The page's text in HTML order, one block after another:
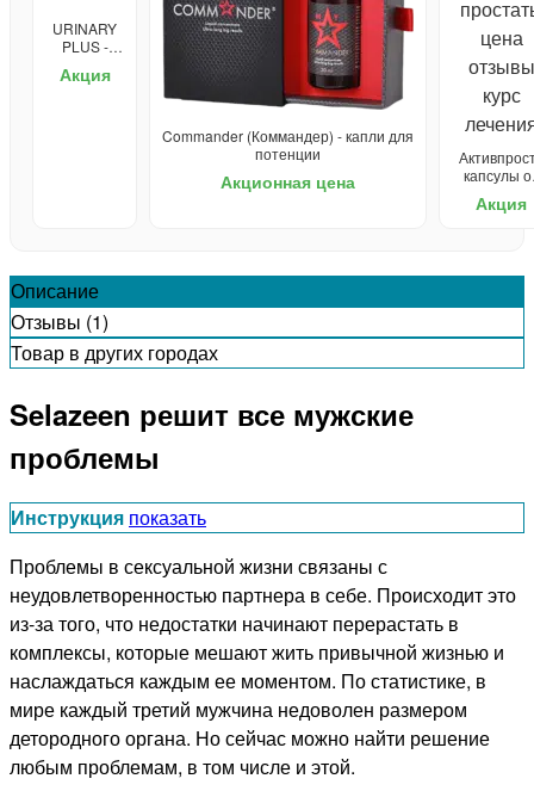
URINARY
PLUS -
от
Акция
Commander (Коммандер) - капли для
потенции
Акционная цена
капсулы
Акция
Описание
Отзывы (1)
Товар в других городах
Selazeen решит все мужские
проблемы
Инструкция показать
Проблемы в сексуальной жизни связаны с
неудовлетворенностью партнера в себе. Происходит это
из-за того, что недостатки начинают перерастать в
комплексы, которые мешают жить привычной жизнью и
наслаждаться каждым ее моментом. По статистике, в
мире каждый третий мужчина недоволен размером
детородного органа. Но сейчас можно найти решение
любым проблемам, в том числе и этой.